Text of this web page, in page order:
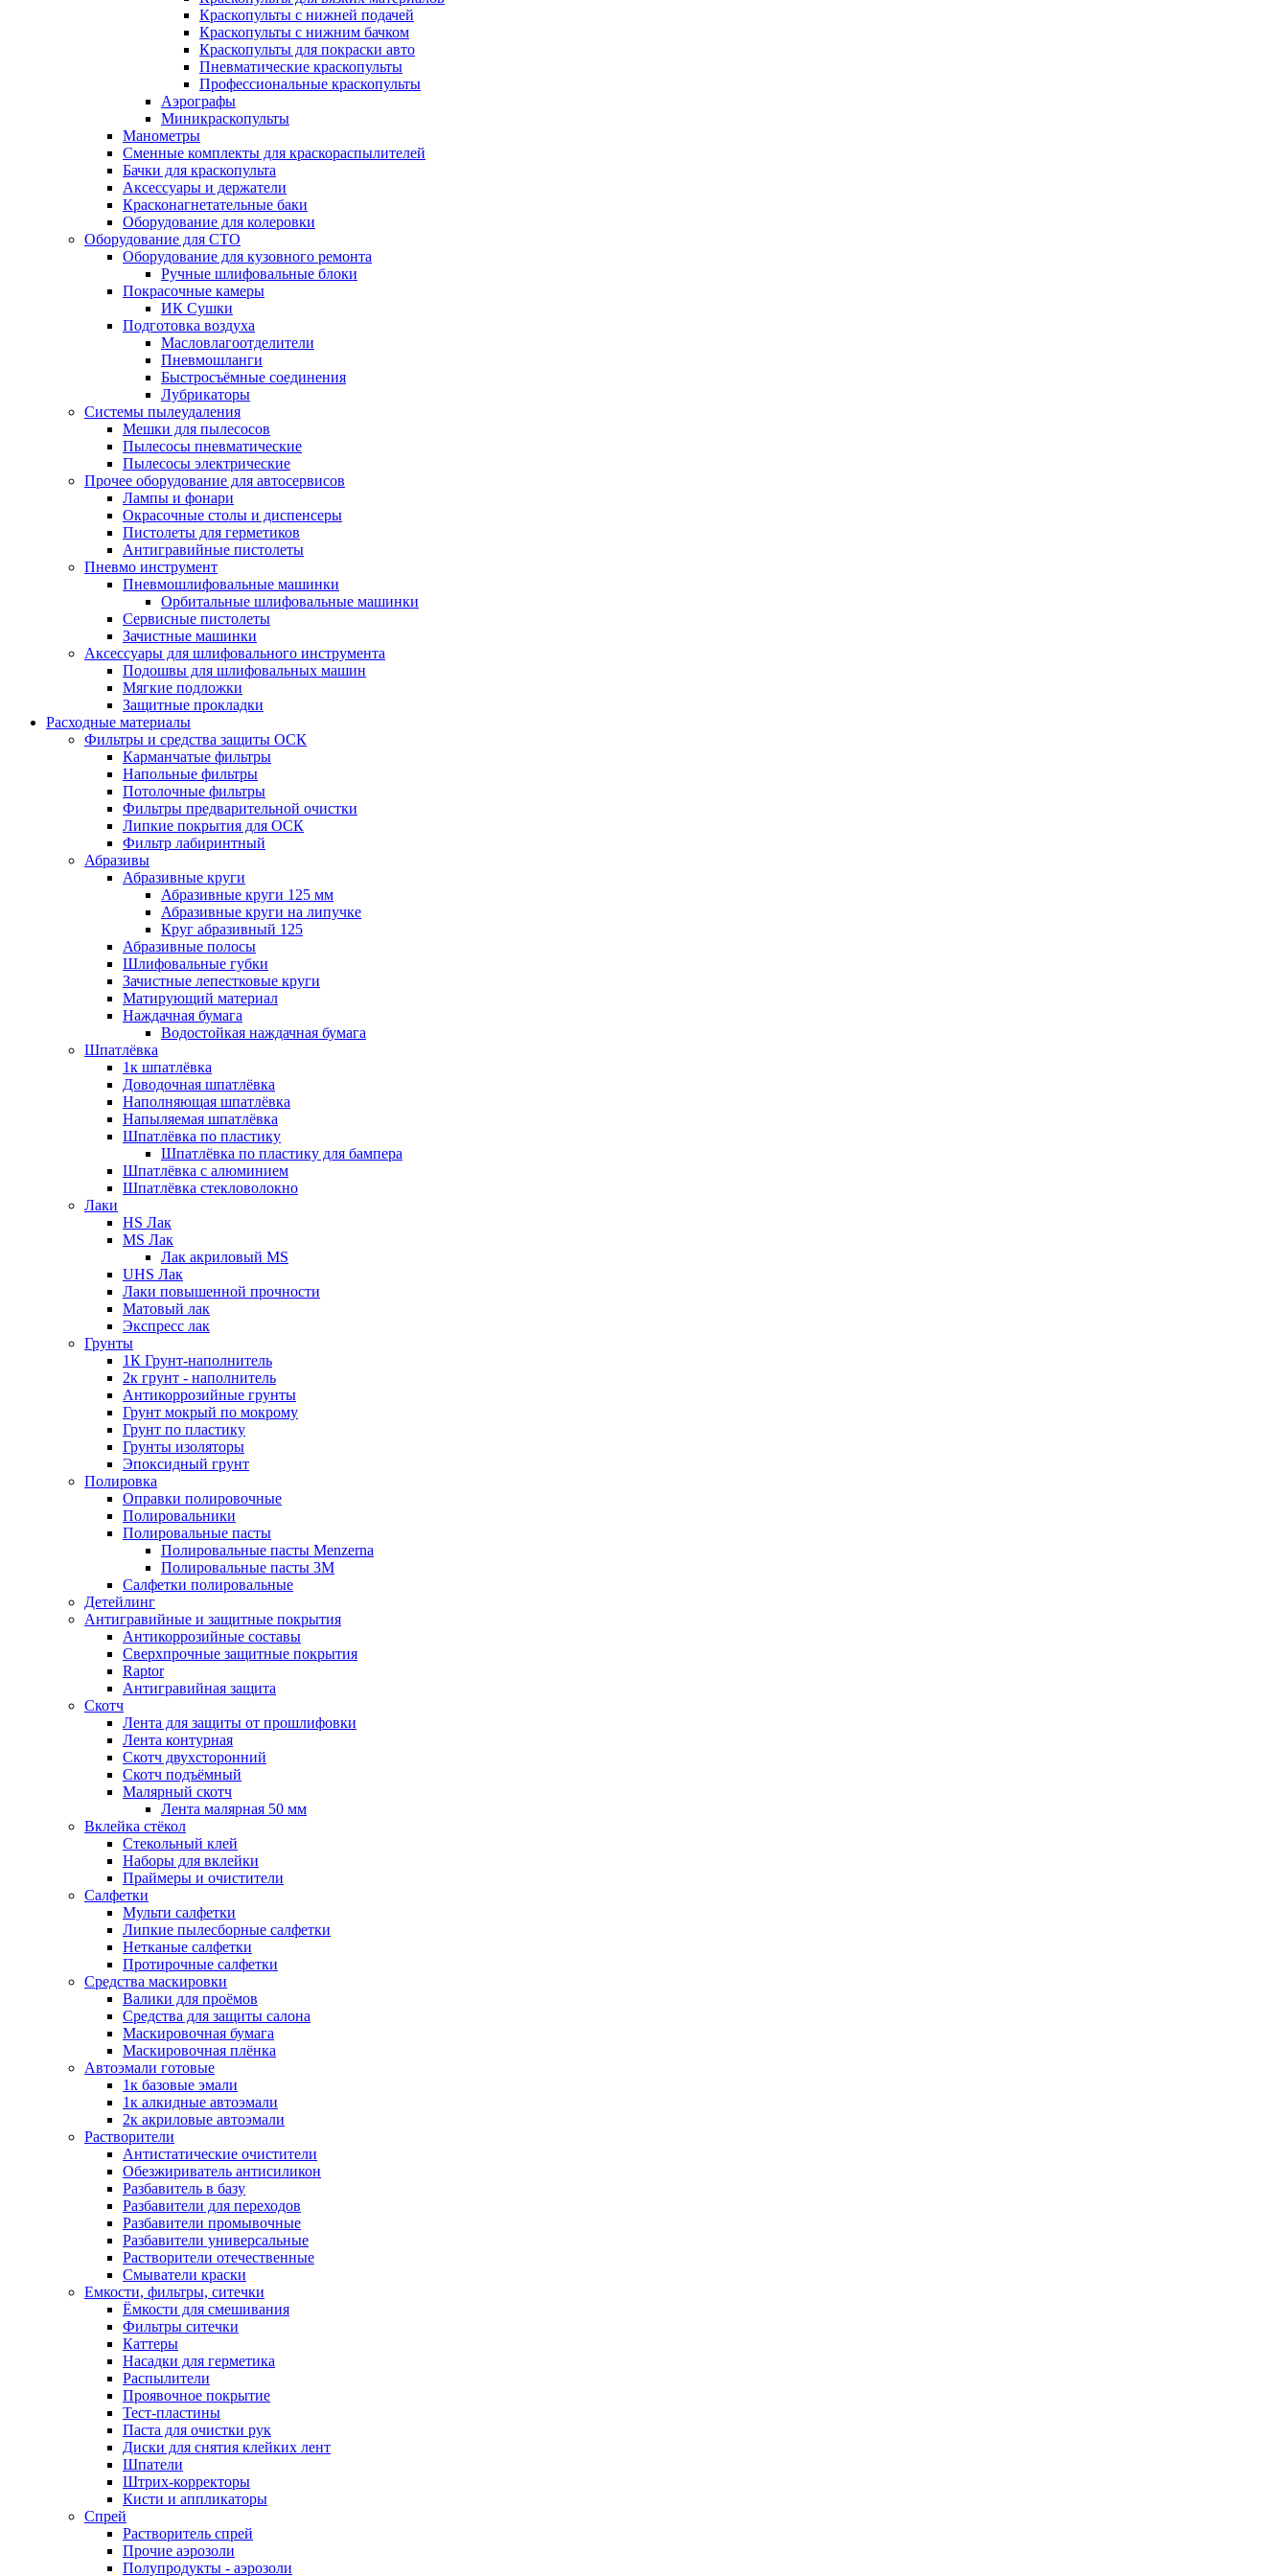
Краскопульты с нижней подачей
Краскопульты с нижним бачком
Краскопульты для покраски авто
Пневматические краскопульты
Профессиональные краскопульты
Аэрографы
Миникраскопульты
Манометры
Сменные комплекты для краскораспылителей
Бачки для краскопульта
Аксессуары и держатели
Красконагнетательные баки
Оборудование для колеровки
Оборудование для СТО
Оборудование для кузовного ремонта
Ручные шлифовальные блоки
Покрасочные камеры
ИК Сушки
Подготовка воздуха
Масловлагоотделители
Пневмошланги
Быстросъёмные соединения
Лубрикаторы
Системы пылеудаления
Мешки для пылесосов
Пылесосы пневматические
Пылесосы электрические
Прочее оборудование для автосервисов
Лампы и фонари
Окрасочные столы и диспенсеры
Пистолеты для герметиков
Антигравийные пистолеты
Пневмо инструмент
Пневмошлифовальные машинки
Орбитальные шлифовальные машинки
Сервисные пистолеты
Зачистные машинки
Аксессуары для шлифовального инструмента
Подошвы для шлифовальных машин
Мягкие подложки
Защитные прокладки
Расходные материалы
Фильтры и средства защиты ОСК
Карманчатые фильтры
Напольные фильтры
Потолочные фильтры
Фильтры предварительной очистки
Липкие покрытия для ОСК
Фильтр лабиринтный
Абразивы
Абразивные круги
Абразивные круги 125 мм
Абразивные круги на липучке
Круг абразивный 125
Абразивные полосы
Шлифовальные губки
Зачистные лепестковые круги
Матирующий материал
Наждачная бумага
Водостойкая наждачная бумага
Шпатлёвка
1к шпатлёвка
Доводочная шпатлёвка
Наполняющая шпатлёвка
Напыляемая шпатлёвка
Шпатлёвка по пластику
Шпатлёвка по пластику для бампера
Шпатлёвка с алюминием
Шпатлёвка стекловолокно
Лаки
HS Лак
MS Лак
Лак акриловый MS
UHS Лак
Лаки повышенной прочности
Матовый лак
Экспресс лак
Грунты
1К Грунт-наполнитель
2к грунт - наполнитель
Антикоррозийные грунты
Грунт мокрый по мокрому
Грунт по пластику
Грунты изоляторы
Эпоксидный грунт
Полировка
Оправки полировочные
Полировальники
Полировальные пасты
Полировальные пасты Menzerna
Полировальные пасты 3M
Салфетки полировальные
Детейлинг
Антигравийные и защитные покрытия
Антикоррозийные составы
Сверхпрочные защитные покрытия
Raptor
Антигравийная защита
Скотч
Лента для защиты от прошлифовки
Лента контурная
Скотч двухсторонний
Скотч подъёмный
Малярный скотч
Лента малярная 50 мм
Вклейка стёкол
Стекольный клей
Наборы для вклейки
Праймеры и очистители
Салфетки
Мульти салфетки
Липкие пылесборные салфетки
Нетканые салфетки
Протирочные салфетки
Средства маскировки
Валики для проёмов
Средства для защиты салона
Маскировочная бумага
Маскировочная плёнка
Автоэмали готовые
1к базовые эмали
1к алкидные автоэмали
2к акриловые автоэмали
Растворители
Антистатические очистители
Обезжириватель антисиликон
Разбавитель в базу
Разбавители для переходов
Разбавители промывочные
Разбавители универсальные
Растворители отечественные
Смыватели краски
Емкости, фильтры, ситечки
Ёмкости для смешивания
Фильтры ситечки
Каттеры
Насадки для герметика
Распылители
Проявочное покрытие
Тест-пластины
Паста для очистки рук
Диски для снятия клейких лент
Шпатели
Штрих-корректоры
Кисти и аппликаторы
Спрей
Растворитель спрей
Прочие аэрозоли
Полупродукты - аэрозоли